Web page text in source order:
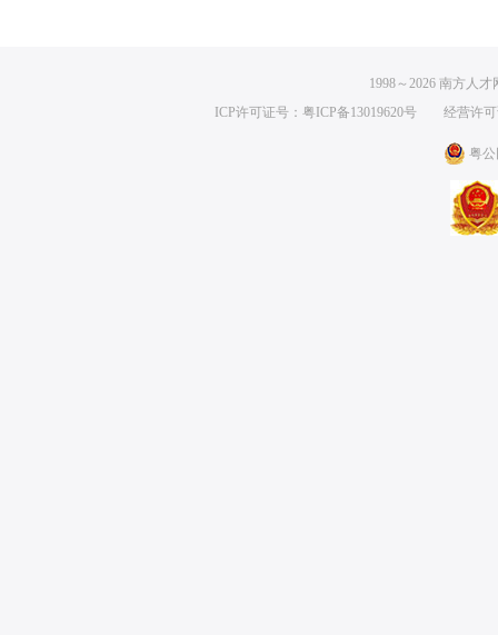
1998～ 2026 南方人才
ICP许可证号：粤ICP备13019620号经营许可证
粤公